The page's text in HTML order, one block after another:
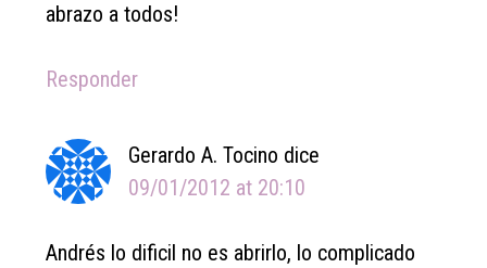
abrazo a todos!
Responder
Gerardo A. Tocino dice
09/01/2012 at 20:10
Andrés lo dificil no es abrirlo, lo complicado